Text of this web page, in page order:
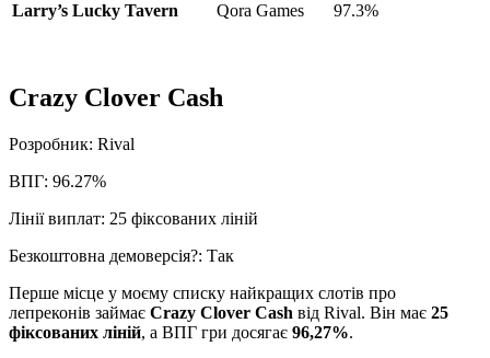
Larry’s Lucky Tavern
Qora Games 97.3%
Crazy Clover Cash
Розробник: Rival
ВПГ: 96.27%
Лінії виплат: 25 фіксованих ліній
Безкоштовна демоверсія?: Так
Перше місце у моєму списку найкращих слотів про
лепреконів займає Crazy Clover Cash від Rival. Він має 25
фіксованих ліній, а ВПГ гри досягає 96,27%.